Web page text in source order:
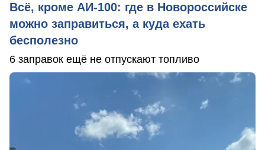
Всё, кроме АИ-100: где в Новороссийске
можно заправиться, а куда ехать
бесполезно
6 заправок ещё не отпускают топливо